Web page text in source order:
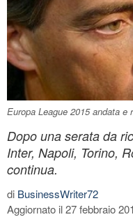
Europa League 2015 andata e
Dopo una serata da
Inter, Napoli, Torino,
continua.
di BusinessWriter72
Aggiornato il 27 febbraio